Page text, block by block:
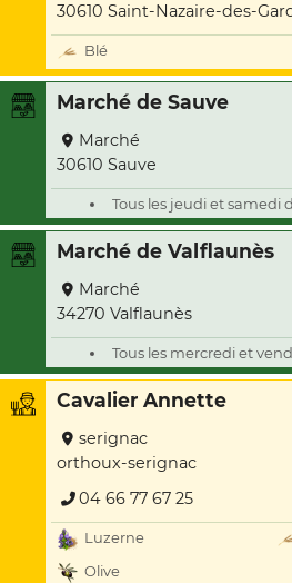
30610 Saint-Nazaire-des-
Blé
Marché de Sauve
Marché
30610 Sauve
Tous les jeudi et samedi
Marché de Valflaunès
Marché
34270 Valflaunès
Tous les mercredi et
Cavalier Annette
serignac
orthoux-serignac
04 66 77 67 25
Luzerne
Olive